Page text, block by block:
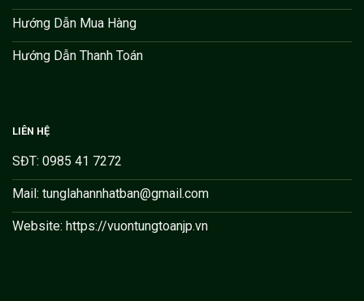
Hướng Dẫn Mua Hàng
Hướng Dẫn Thanh Toán
LIÊN HỆ
SĐT: 0985 41 7272
Mail: tunglahannhatban@gmail.com
Website: https://vuontungtoanjp.vn